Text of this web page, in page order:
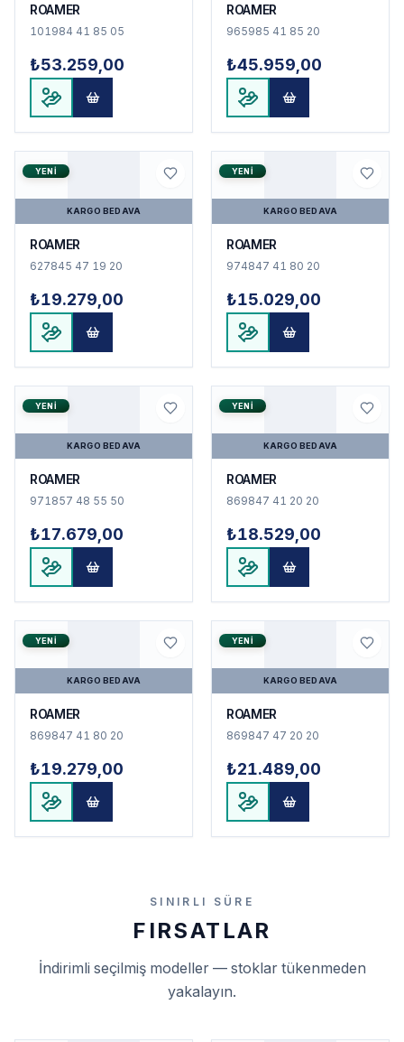
ROAMER
101984 41 85 05
₺53.259,00
ROAMER
965985 41 85 20
₺45.959,00
YENI
KARGO BEDAVA
ROAMER
627845 47 19 20
₺19.279,00
YENI
KARGO BEDAVA
ROAMER
974847 41 80 20
₺15.029,00
YENI
KARGO BEDAVA
ROAMER
971857 48 55 50
₺17.679,00
YENI
KARGO BEDAVA
ROAMER
869847 41 20 20
₺18.529,00
YENI
KARGO BEDAVA
ROAMER
869847 41 80 20
₺19.279,00
YENI
KARGO BEDAVA
ROAMER
869847 47 20 20
₺21.489,00
SINIRLI SÜRE
FIRSATLAR
İndirimli seçilmiş modeller — stoklar tükenmeden
yakalayın.